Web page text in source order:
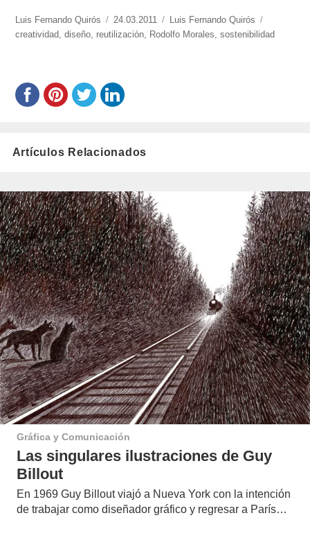
https://www.experimenta.es/author/luis-
fernando-
Luis Fernando Quirós
Publicado
el
24.03.2011 Categorías
Luis Fernando Quirós
creatividad ,diseño reutilización Rodolfo Morales ,sostenibilidad
Artículos Relacionados
Gráfica y Comunicación
Las singulares ilustraciones de Guy
Billout
En 1969 Guy Billout viajó a Nueva York con la intención
de trabajar como diseñador gráfico y regresar a París…